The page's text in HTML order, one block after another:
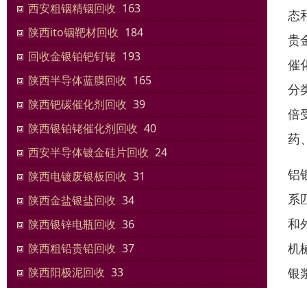
西安粗铟精铟回收 163
陕西ito铟靶材回收 184
回收金银铂钯钌铑 193
陕西半导体蓝膜回收 165
陕西钯碳催化剂回收 39
陕西银铂铑催化剂回收 40
西安半导体镀金硅片回收 24
陕西电镀废银板回收 31
陕西金盐银盐回收 34
陕西银锌电瓶回收 36
陕西粗铅贵铅回收 37
陕西阳极泥回收 33
态
贵
催
分
倍
药
铝
系
和
机
银